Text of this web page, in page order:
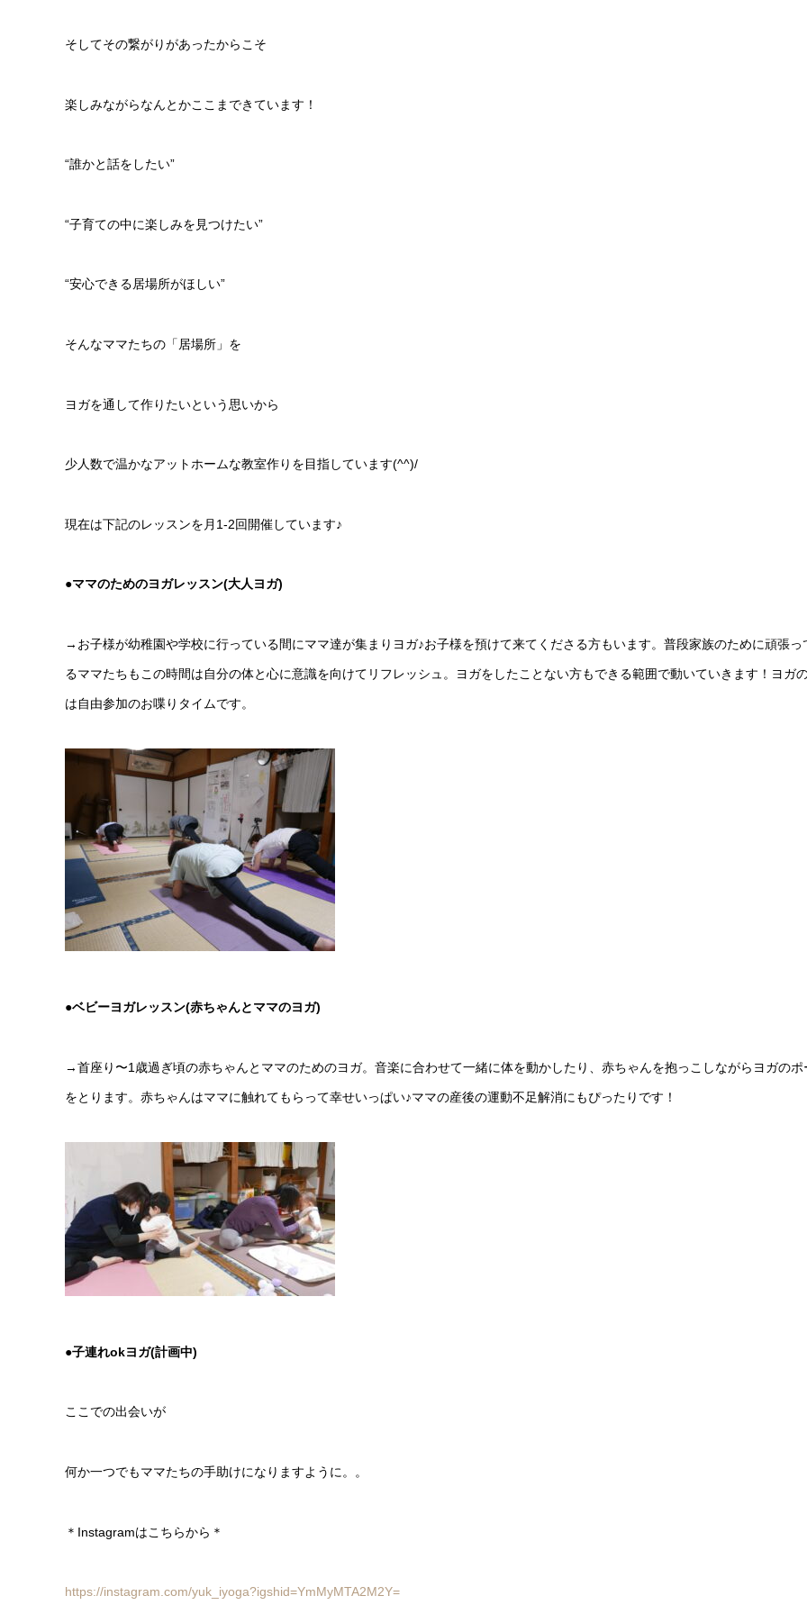
そしてその繋がりがあったからこそ
楽しみながらなんとかここまできています！
“誰かと話をしたい”
“子育ての中に楽しみを見つけたい”
“安心できる居場所がほしい”
そんなママたちの「居場所」を
ヨガを通して作りたいという思いから
少人数で温かなアットホームな教室作りを目指しています(^^)/
現在は下記のレッスンを月 1-2回開催しています♪
●ママのためのヨガレッスン(大人ヨガ)
→ お子様が幼稚園や学校に行っている間にママ達が集まりヨガ♪お子様を預けて来てくださる方もいます。 普段家族のために頑張っ
るママたちもこの時間は自分の体と心に意識を向けてリフレッシュ。ヨガをしたことない方もできる範囲で動いていきます！ヨガ
は自由参加のお喋りタイムです。
●ベビーヨガレッスン(赤ちゃんとママのヨガ)
→首座り〜1 歳過ぎ頃の赤ちゃんとママのためのヨガ。音楽に合わせて一緒に体を動かしたり、赤ちゃんを抱っこしながらヨガのポ
をとります。赤ちゃんはママに触れてもらって幸せいっぱい♪ママの産後の運動不足解消にもぴったりです！
●子連れokヨガ(計画中)
ここでの出会いが
何か一つでもママたちの手助けになりますように。。
＊ Instagramはこちらから＊
https://instagram.com/yuk_iyoga?igshid=YmMyMTA2M2Y=